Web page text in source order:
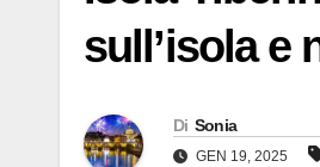
sull’isola e
Di Sonia
GEN 19, 2025